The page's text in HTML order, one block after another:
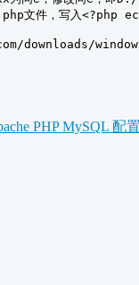
文件，写入
PHP MySQL 配